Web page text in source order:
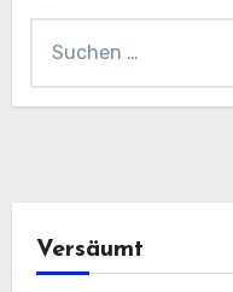
nach:
Versäumt